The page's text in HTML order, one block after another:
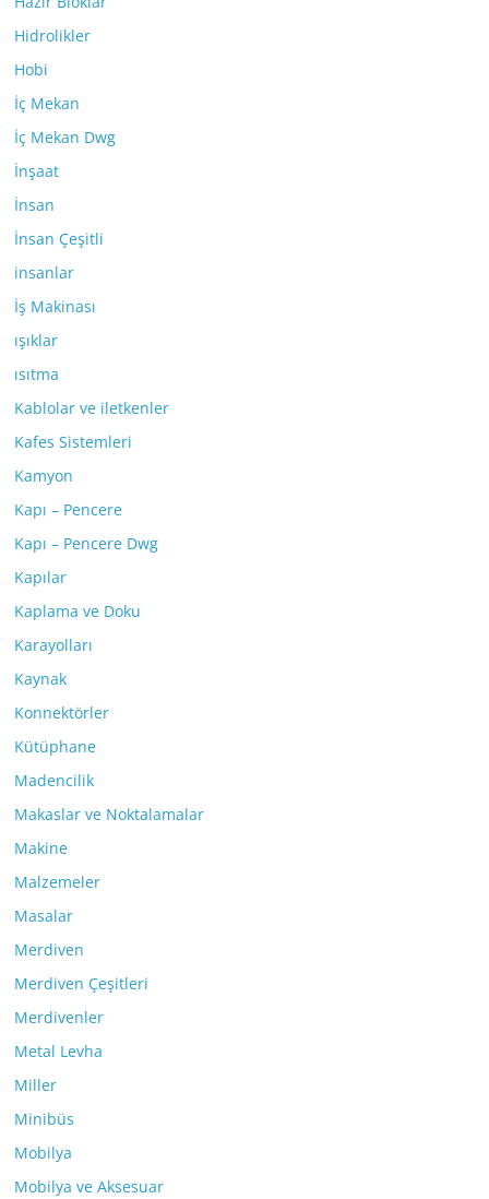
Hidrolikler
Hobi
İç Mekan
İç Mekan Dwg
İnşaat
İnsan
İnsan Çeşitli
insanlar
İş Makinası
ışıklar
ısıtma
Kablolar ve iletkenler
Kafes Sistemleri
Kamyon
Kapı – Pencere
Kapı – Pencere Dwg
Kapılar
Kaplama ve Doku
Karayolları
Kaynak
Konnektörler
Kütüphane
Madencilik
Makaslar ve Noktalamalar
Makine
Malzemeler
Masalar
Merdiven
Merdiven Çeşitleri
Merdivenler
Metal Levha
Miller
Minibüs
Mobilya
Mobilya ve Aksesuar